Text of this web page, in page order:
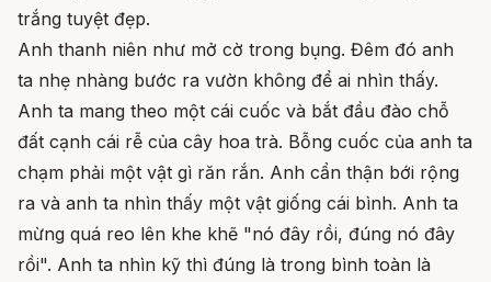
trắng tuyệt đẹp.
Anh thanh niên như mở cờ trong bụng. Đêm đó anh
ta nhẹ nhàng bước ra vườn không để ai nhìn thấy.
Anh ta mang theo một cái cuốc và bắt đầu đào chỗ
đất cạnh cái rễ của cây hoa trà. Bỗng cuốc của anh ta
chạm phải một vật gì răn rắn. Anh cẩn thận bới rộng
ra và anh ta nhìn thấy một vật giống cái bình. Anh ta
mừng quá reo lên khe khẽ "nó đây rồi, đúng nó đây
rồi". Anh ta nhìn kỹ thì đúng là trong bình toàn là